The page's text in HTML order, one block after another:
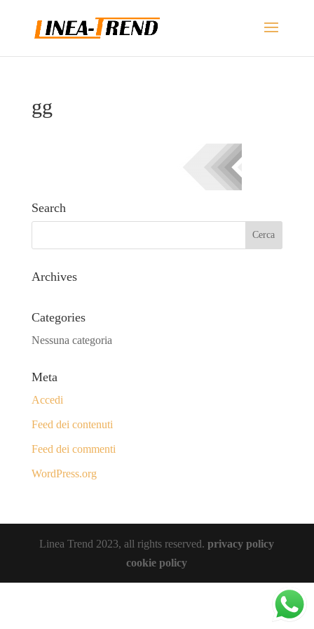
gg
Search
Archives
Categories
Nessuna categoria
Meta
Accedi
Feed dei contenuti
Feed dei commenti
WordPress.org
Linea Trend 2023, all rights reserved.privacy policy
cookie policy